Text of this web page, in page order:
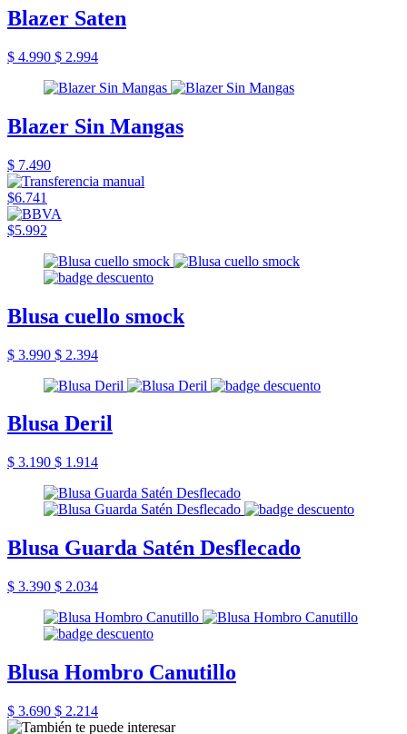
Blazer Saten
$ 4.990 $ 2.994
Blazer Sin Mangas
$ 7.490
$6.741
$5.992
Blusa cuello smock
$ 3.990 $ 2.394
Blusa Deril
$ 3.190 $ 1.914
Blusa Guarda Satén Desflecado
$ 3.390 $ 2.034
Blusa Hombro Canutillo
$ 3.690 $ 2.214